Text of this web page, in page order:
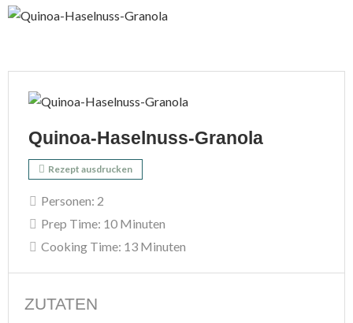
Quinoa-Haselnuss-Granola
Rezept ausdrucken
Personen: 2
Prep Time: 10 Minuten
Cooking Time: 13 Minuten
ZUTATEN